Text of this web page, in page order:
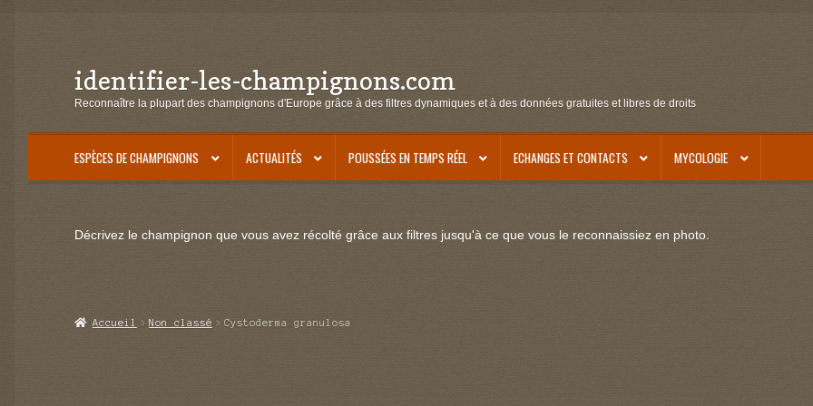
Aller
à
navigation
Aller
au
identifier-les-champignons.com
Reconnaître la plupart des champignons d'Europe grâce à des filtres dynamiques et à des données gratuites et libres de droits
ESPÈCES DE CHAMPIGNONS ACTUALITÉS POUSSÉES EN TEMPS RÉEL ECHANGES ET CONTACTS MYCOLOGIE
Décrivez le champignon que vous avez récolté grâce aux filtres jusqu'à ce que vous le reconnaissiez en photo.
Accueil Non classé Cystoderma granulosa